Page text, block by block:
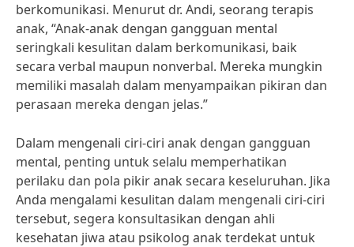
berkomunikasi. Menurut dr. Andi, seorang terapis
anak, “Anak-anak dengan gangguan mental
seringkali kesulitan dalam berkomunikasi, baik
secara verbal maupun nonverbal. Mereka mungkin
memiliki masalah dalam menyampaikan pikiran dan
perasaan mereka dengan jelas.”
Dalam mengenali ciri-ciri anak dengan gangguan
mental, penting untuk selalu memperhatikan
perilaku dan pola pikir anak secara keseluruhan. Jika
Anda mengalami kesulitan dalam mengenali ciri-ciri
tersebut, segera konsultasikan dengan ahli
kesehatan jiwa atau psikolog anak terdekat untuk